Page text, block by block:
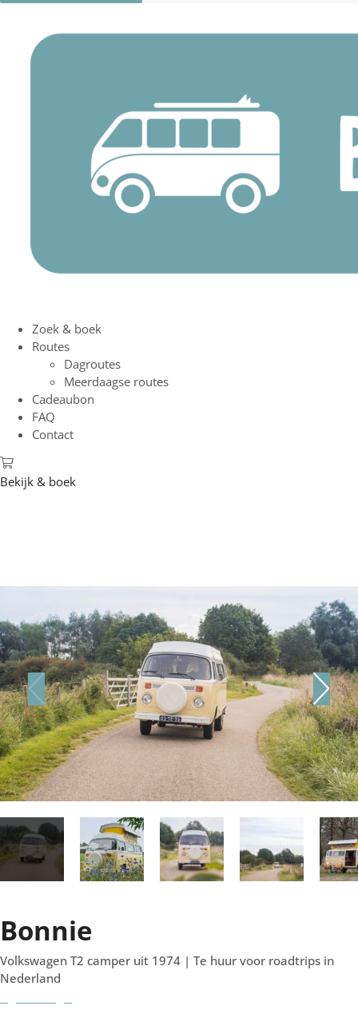
Zoek & boek
Routes
Dagroutes
Meerdaagse routes
Cadeaubon
FAQ
Contact
Bekijk & boek
Bonnie
Volkswagen T2 camper uit 1974 | Te huur voor roadtrips in
Nederland